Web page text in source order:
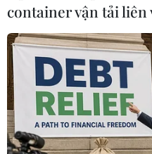
#World Cup 2014 #Châu
Theo dõi VietnamPlus
container vận tải liên